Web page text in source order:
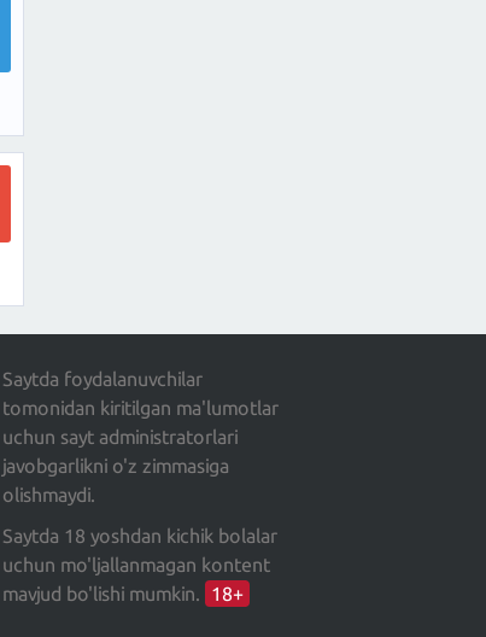
Saytda foydalanuvchilar
tomonidan kiritilgan ma'lumotlar
uchun sayt administratorlari
javobgarlikni o'z zimmasiga
olishmaydi.
Saytda 18 yoshdan kichik bolalar
uchun mo'ljallanmagan kontent
mavjud bo'lishi mumkin.
18+